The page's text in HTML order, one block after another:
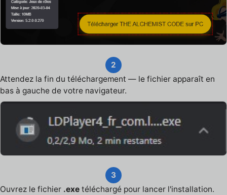
2
Attendez la fin du téléchargement — le fichier apparaît en
bas à gauche de votre navigateur.
3
Ouvrez le fichier .exe téléchargé pour lancer l'installation.